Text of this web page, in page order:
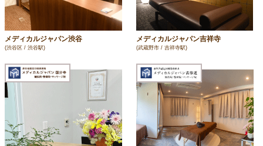
メディカルジャパン渋谷
(渋谷区 / 渋谷駅)
メディカルジャパン吉祥寺
(武蔵野市 / 吉祥寺駅)